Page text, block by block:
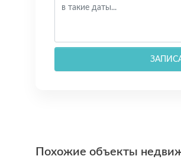
Похожие объекты